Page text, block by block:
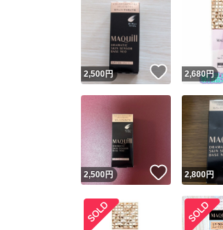
2,500円 いいね！
2,680円
2,500円 いいね！
2,800円